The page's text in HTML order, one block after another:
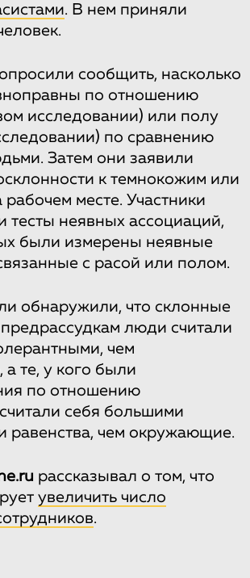
. В нем приняли
сообщить, насколько
по отношению
исследовании) или полу
по сравнению
Затем они заявили
к темнокожим или
месте. Участники
тесты неявных ассоциаций,
были измерены неявные
с расой или полом.
обнаружили, что склонные
предрассудкам люди считали
чем
а те, у кого были
по отношению
себя большими
равенства, чем окружающие.
рассказывал о том, что
увеличить число
.